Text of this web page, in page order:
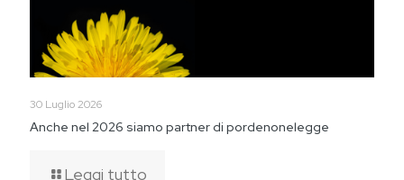
30 Luglio 2026
Anche nel 2026 siamo partner di pordenonelegge
Leggi tutto